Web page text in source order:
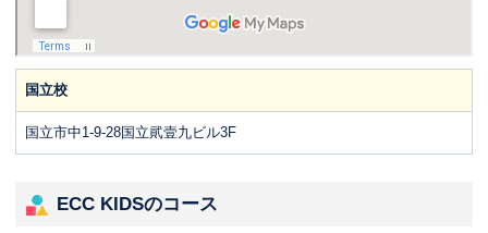
国立校
国立市中1-9-28国立貮壹九ビル3F
ECC KIDSのコース